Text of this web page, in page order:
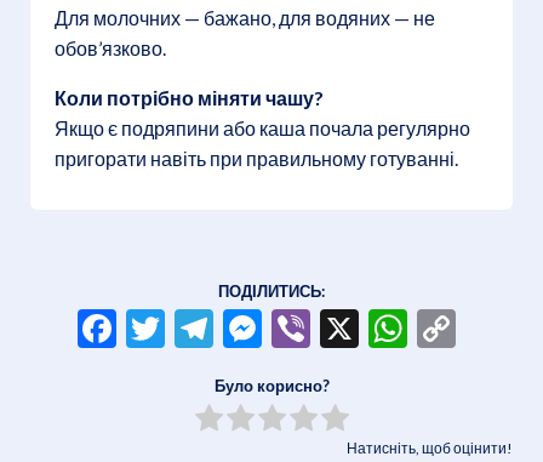
Для молочних — бажано, для водяних — не
обов’язково.
Коли потрібно міняти чашу?
Якщо є подряпини або каша почала регулярно
пригорати навіть при правильному готуванні.
ПОДІЛИТИСЬ:
Facebook
Twitter
Telegram
Messenger
Viber
X
Було корисно?
Натисніть, щоб оцінити!